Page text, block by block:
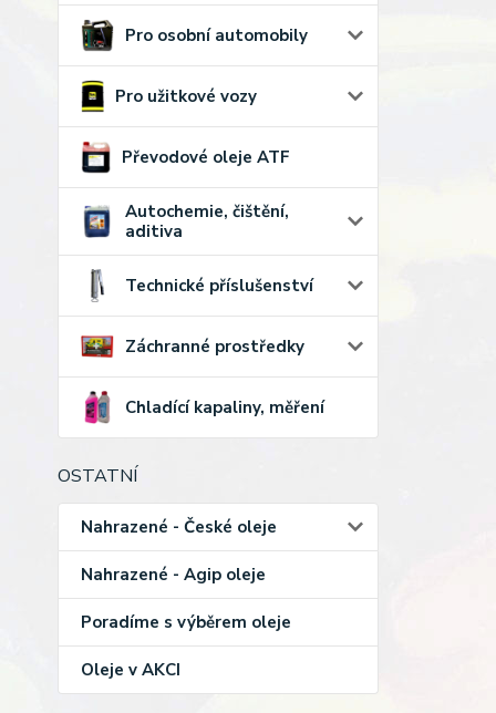
Pro osobní automobily
Pro užitkové vozy
Převodové oleje ATF
Autochemie, čištění,
aditiva
Technické příslušenství
Záchranné prostředky
Chladící kapaliny, měření
OSTATNÍ
Nahrazené - České oleje
Nahrazené - Agip oleje
Poradíme s výběrem oleje
Oleje v AKCI